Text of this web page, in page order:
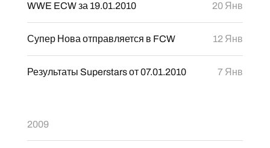
WWE ECW за 19.01.2010 20 Янв
Супер Нова отправляется в FCW 12 Янв
Результаты Superstars от 07.01.2010 7 Янв
2009